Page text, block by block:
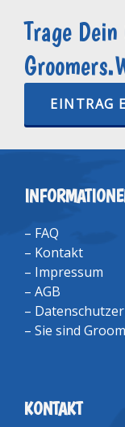
Trage
EINTRAG
– FAQ
– Kontakt
– Impressum
– AGB
–
– Sie sind
KONTAKT